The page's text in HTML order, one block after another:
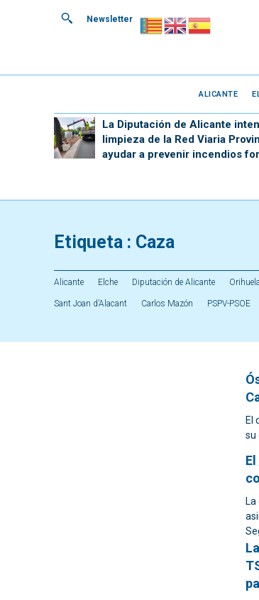
Newsletter
ALICANTE
La Diputación de Alicante
limpieza de la Red Viaria
ayudar a prevenir incendios
Etiqueta : Caza
Alicante Elche Diputación de Alicante Orihuela
Sant Joan d’Alacant Carlos Mazón PSPV-PSOE
El
su